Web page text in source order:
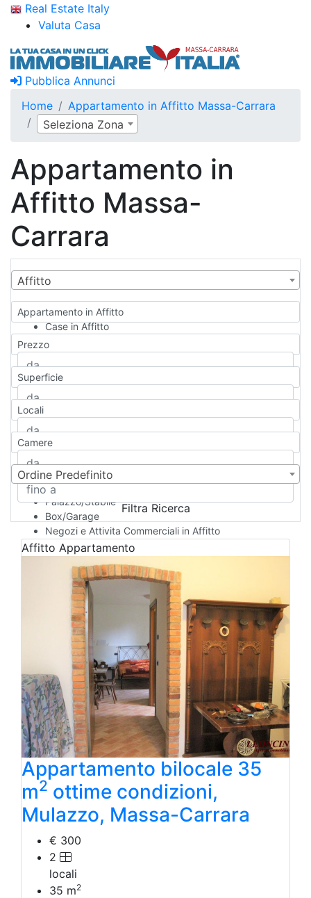
Real Estate Italy
Valuta Casa
Pubblica Annunci
Home
Appartamento in Affitto Massa-Carrara
Seleziona Zona
Appartamento in
Affitto Massa-
Carrara
Affitto
Appartamento in Affitto
Case in Affitto
Qualsiasi
Appartamento
Casa indipendente
Casa Semi-indipendente
Attico/Mansarda
Rustico/Casale
Camera d'Albergo
Multiproprietà
Palazzo/Stabile
Box/Garage
Negozi e Attivita Commerciali in Affitto
Qualsiasi
Attività/Licenza Commerciale
Azienda Agricola
Bar/Ristorante
Bed & Breakfast
Albergo
Laboratorio Artigianale
Negozio/locale commerciale
Agriturismo
Magazzini
Capannoni
Uffici
Terreni in Affitto
Qualsiasi
Terreno edificabile
Terreno
Prezzo
Superficie
Locali
Camere
Ordine Predefinito
Filtra Ricerca
Affitto Appartamento
Appartamento bilocale 35
m2 ottime condizioni,
Mulazzo, Massa-Carrara
€ 300
2
locali
35 m2